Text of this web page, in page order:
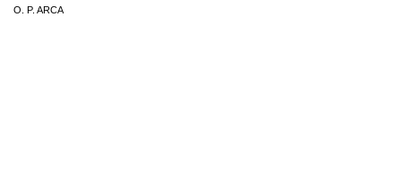
O. P. ARCA